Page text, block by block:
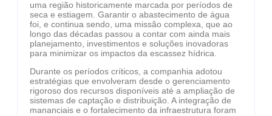
uma região historicamente marcada por períodos de
seca e estiagem. Garantir o abastecimento de água
foi, e continua sendo, uma missão complexa, que ao
longo das décadas passou a contar com ainda mais
planejamento, investimentos e soluções inovadoras
para minimizar os impactos da escassez hídrica.
Durante os períodos críticos, a companhia adotou
estratégias que envolveram desde o gerenciamento
rigoroso dos recursos disponíveis até a ampliação de
sistemas de captação e distribuição. A integração de
mananciais e o fortalecimento da infraestrutura foram